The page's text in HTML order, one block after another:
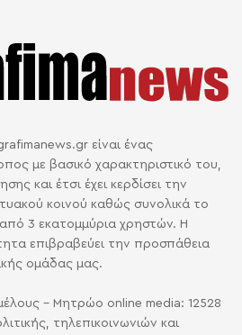
είναι ένας
με βασικό χαρακτηριστικό του,
και έτσι έχει κερδίσει την
κοινού καθώς συνολικά το
3 εκατομμύρια χρηστών. Η
επιβραβεύει την προσπάθεια
ομάδας μας.
- Μητρώο online media: 12528
τηλεπικοινωνιών και